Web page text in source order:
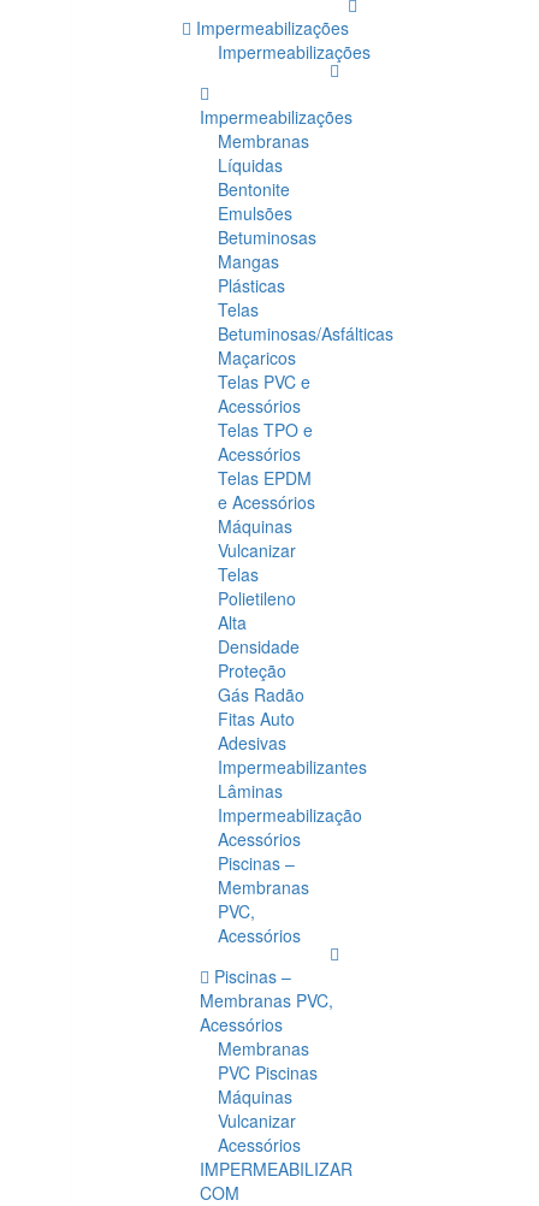
Impermeabilizações
Impermeabilizações
Impermeabilizações
Membranas
Líquidas
Bentonite
Emulsões
Betuminosas
Mangas
Plásticas
Telas
Betuminosas/Asfálticas
Maçaricos
Telas PVC e
Acessórios
Telas TPO e
Acessórios
Telas EPDM
e Acessórios
Máquinas
Vulcanizar
Telas
Polietileno
Alta
Densidade
Proteção
Gás Radão
Fitas Auto
Adesivas
Impermeabilizantes
Lâminas
Impermeabilização
Acessórios
Piscinas –
Membranas
PVC,
Acessórios
Piscinas –
Membranas PVC,
Acessórios
Membranas
PVC Piscinas
Máquinas
Vulcanizar
Acessórios
IMPERMEABILIZAR
COM